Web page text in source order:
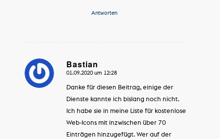
Antworten
Bastian
sagte:
01.09.2020 um 12:28
Danke für diesen Beitrag, einige der
Dienste kannte ich bislang noch nicht.
Ich habe sie in meine Liste für kostenlose
Web-Icons mit inzwischen über 70
Einträgen hinzugefügt. Wer auf der